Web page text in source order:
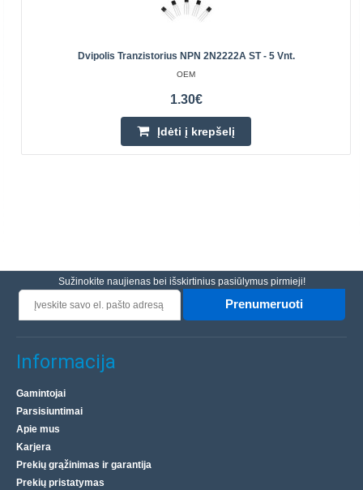
Dvipolis Tranzistorius NPN 2N2222A ST - 5 Vnt.
OEM
1.30€
Įdėti į krepšelį
Sužinokite naujienas bei išskirtinius pasiūlymus pirmieji!
Prenumeruoti
Informacija
Gamintojai
Parsisiuntimai
Apie mus
Karjera
Prekių grąžinimas ir garantija
Prekių pristatymas